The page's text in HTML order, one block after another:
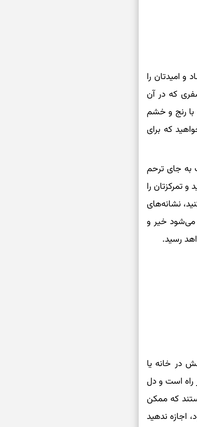
و امیدتان را
که در آن
با رنج و خشم
که برای
به جای ترحم
تمرکزتان را
نشانه‌های
می‌شود خیر و
رسید.
در خانه یا
راه است و دل
که ممکن
اجازه ندهید